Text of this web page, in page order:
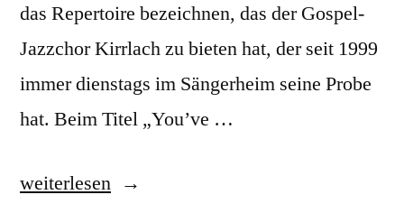
das Repertoire bezeichnen, das der Gospel-
Jazzchor Kirrlach zu bieten hat, der seit 1999
immer dienstags im Sängerheim seine Probe
hat. Beim Titel „You’ve …
„Jazz
weiterlesen